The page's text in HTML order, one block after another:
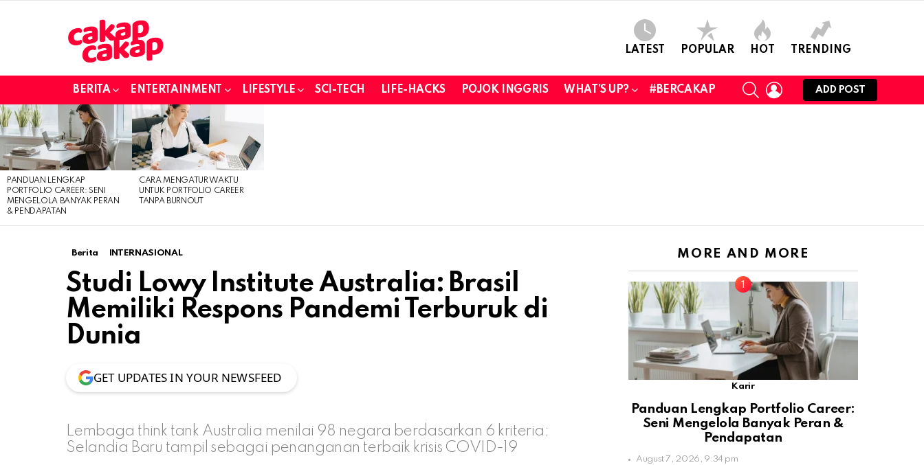
LATEST POPULAR HOT TRENDING
BERITA ENTERTAINMENT LIFESTYLE SCI-TECH LIFE-HACKS POJOK INGGRIS WHAT’S UP? #BERCAKAP
SEARCHLOGIN
ADD POST
LATEST
STORIES
PANDUAN LENGKAP
PORTFOLIO CAREER: SENI
MENGELOLA BANYAK PERAN
& PENDAPATAN
CARA MENGATUR WAKTU
UNTUK PORTFOLIO CAREER
TANPA BURNOUT
Berita INTERNASIONAL
Studi Lowy Institute Australia: Brasil
Memiliki Respons Pandemi Terburuk di
Dunia
GET UPDATES IN YOUR NEWSFEED
Lembaga think tank Australia menilai 98 negara berdasarkan 6 kriteria;
Selandia Baru tampil sebagai penanganan terbaik krisis COVID-19
MORE AND MORE
Karir
Panduan Lengkap Portfolio Career:
Seni Mengelola Banyak Peran &
Pendapatan
August 7, 2026, 9:34 pm